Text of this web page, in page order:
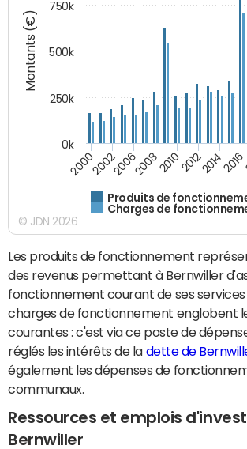
Montants (€)
Produits de
Charges de
20002002200620082010201220142016
0k
250k
500k
750k
© JDN 2026
Les produits de fonctionnement
des revenus permettant à Bernwiller
fonctionnement courant de ses services
charges de fonctionnement englobent
courantes : c'est via ce poste de
réglés les intérêts de la dette de
également les dépenses de
communaux.
Ressources et emplois
Bernwiller